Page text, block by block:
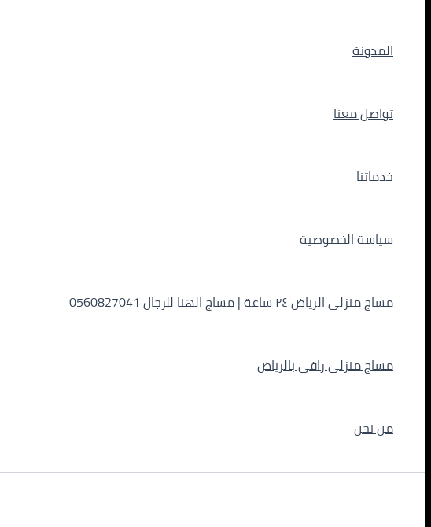
المدونة
تواصل معنا
خدماتنا
سياسة الخصوصية
مساج منزلي الرياض ٢٤ ساعة | مساج الهنا للرجال 0560827041
مساج منزلي راقي بالرياض
من نحن